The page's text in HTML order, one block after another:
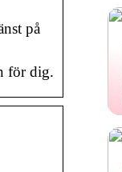
på
för dig.